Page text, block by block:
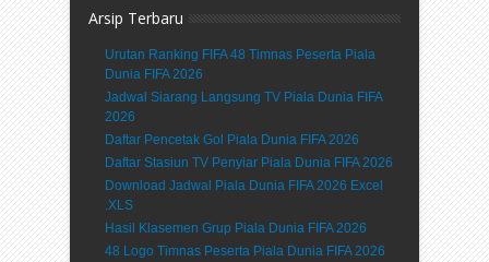
Arsip Terbaru
Urutan Ranking FIFA 48 Timnas Peserta Piala
Dunia FIFA 2026
Jadwal Siarang Langsung TV Piala Dunia FIFA
2026
Daftar Pencetak Gol Piala Dunia FIFA 2026
Daftar Stasiun TV Penyiar Piala Dunia FIFA 2026
Download Jadwal Piala Dunia FIFA 2026 Excel
.XLS
Hasil Klasemen Grup Piala Dunia FIFA 2026
48 Logo Timnas Peserta Piala Dunia FIFA 2026